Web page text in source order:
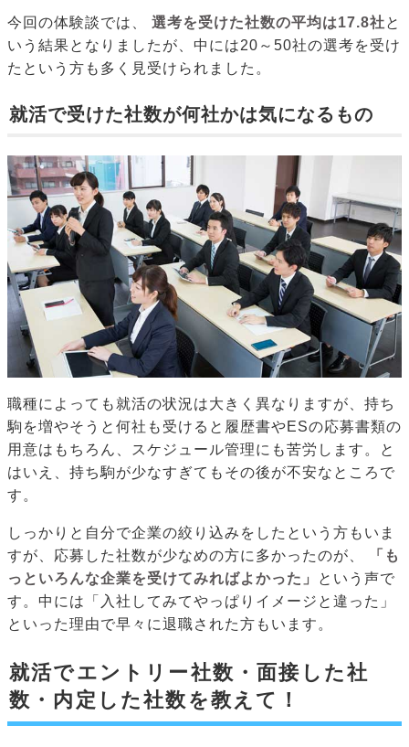
今回の体験談では、 選考を受けた社数の平均は17.8社と
いう結果となりましたが、中には20～50社の選考を受け
たという方も多く見受けられました。
就活で受けた社数が何社かは気になるもの
職種によっても就活の状況は大きく異なりますが、持ち
駒を増やそうと何社も受けると履歴書やESの応募書類の
用意はもちろん、スケジュール管理にも苦労します。と
はいえ、持ち駒が少なすぎてもその後が不安なところで
す。
しっかりと自分で企業の絞り込みをしたという方もいま
すが、応募した社数が少なめの方に多かったのが、
「も
っといろんな企業を受けてみればよかった」
という声で
す。中には「入社してみてやっぱりイメージと違った」
といった理由で早々に退職された方もいます。
就活でエントリー社数・面接した社
数・内定した社数を教えて！